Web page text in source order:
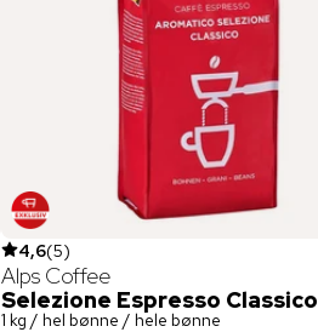
4,6(5)
Alps Coffee
Selezione Espresso Classico
1 kg / hel bønne / hele bønne